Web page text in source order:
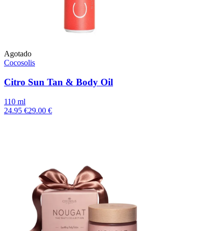
Agotado
Cocosolis
Citro Sun Tan & Body Oil
110 ml
24.95 €29.00 €